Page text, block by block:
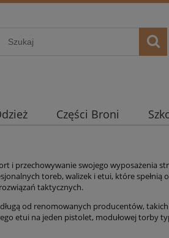
Części Broni
i przechowywanie swojego wyposażenia
toreb, walizek i etui, które spełnią
taktycznych.
od renomowanych producentów,
etui na jeden pistolet, modułowej torby